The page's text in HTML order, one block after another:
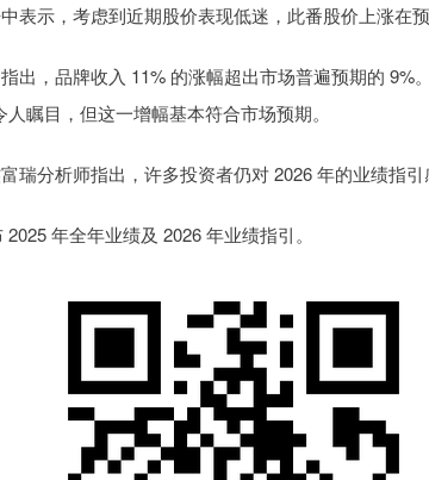
示，考虑到近期股价表现低迷，此番股价上涨在预
，品牌收入 11% 的涨幅超出市场普遍预期的 9%
瞩目，但这一增幅基本符合市场预期。
分析师指出，许多投资者仍对 2026 年的业绩指引
年全年业绩及 2026 年业绩指引。